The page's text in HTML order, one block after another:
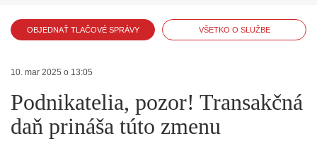
OBJEDNAŤ TLAČOVÉ SPRÁVY VŠETKO O SLUŽBE
10. mar 2025 o 13:05
Podnikatelia, pozor! Transakčná
daň prináša túto zmenu